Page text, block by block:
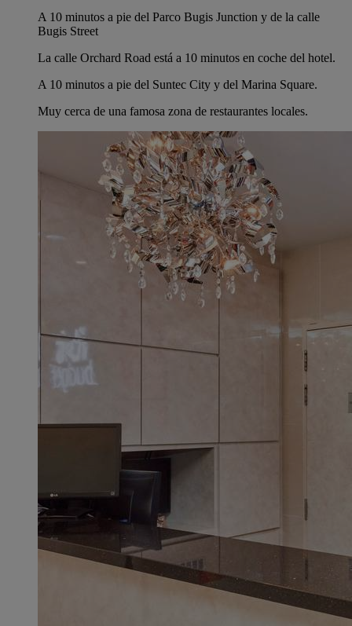
A 10 minutos a pie del Parco Bugis Junction y de la calle
Bugis Street
La calle Orchard Road está a 10 minutos en coche del hotel.
A 10 minutos a pie del Suntec City y del Marina Square.
Muy cerca de una famosa zona de restaurantes locales.